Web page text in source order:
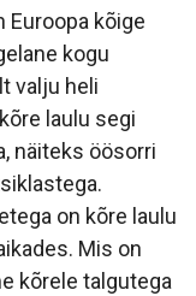
kõige
kogu
valju heli
laulu segi
näiteks öösorri
on kõre laulu
Mis on
kõrele talgutega